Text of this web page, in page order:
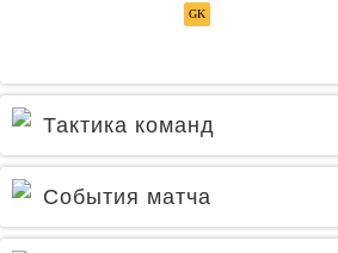
GK
Тактика команд
События матча